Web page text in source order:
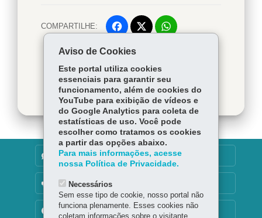
COMPARTILHE: Facebook
Voltar Início
Baixar
DENUNCIE CORRUPÇÃO
OUVIDORIA
TRANSPARÊNCIA INSTITUCIONAL
Aviso de Cookies
Este portal utiliza cookies
essenciais para garantir seu
funcionamento, além de cookies do
YouTube para exibição de vídeos e
do Google Analytics para coleta de
estatísticas de uso. Você pode
escolher como tratamos os cookies
a partir das opções abaixo.
Para mais informações, acesse
nossa Política de Privacidade.
Necessários
Sem esse tipo de cookie, nosso portal não
funciona plenamente. Esses cookies não
coletam informações sobre o visitante.